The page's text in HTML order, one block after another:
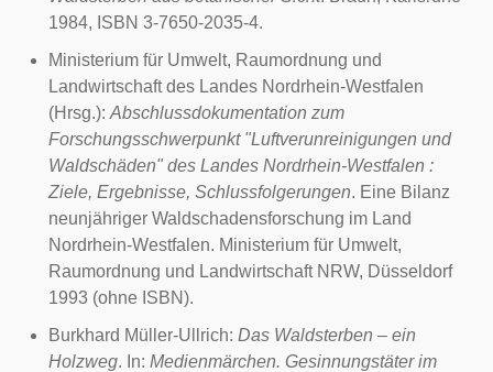
1984, ISBN 3-7650-2035-4.
Ministerium für Umwelt, Raumordnung und
Landwirtschaft des Landes Nordrhein-Westfalen
(Hrsg.): Abschlussdokumentation zum
Forschungsschwerpunkt "Luftverunreinigungen und
Waldschäden" des Landes Nordrhein-Westfalen :
Ziele, Ergebnisse, Schlussfolgerungen. Eine Bilanz
neunjähriger Waldschadensforschung im Land
Nordrhein-Westfalen. Ministerium für Umwelt,
Raumordnung und Landwirtschaft NRW, Düsseldorf
1993 (ohne ISBN).
Burkhard Müller-Ullrich: Das Waldsterben – ein
Holzweg. In: Medienmärchen. Gesinnungstäter im